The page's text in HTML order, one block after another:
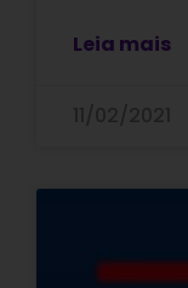
Leia mais